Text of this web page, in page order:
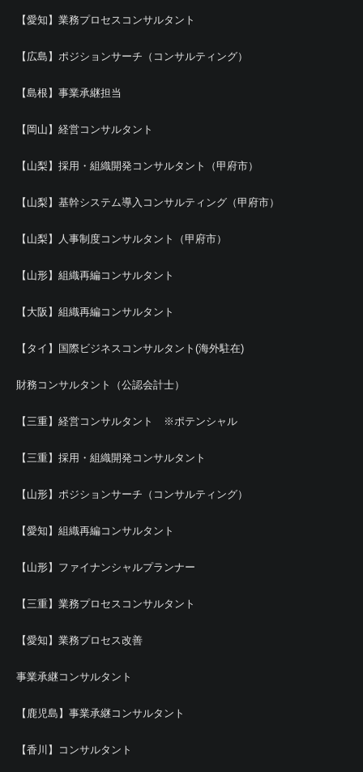
【愛知】業務プロセスコンサルタント
【広島】ポジションサーチ（コンサルティング）
【島根】事業承継担当
【岡山】経営コンサルタント
【山梨】採用・組織開発コンサルタント（甲府市）
【山梨】基幹システム導入コンサルティング（甲府市）
【山梨】人事制度コンサルタント（甲府市）
【山形】組織再編コンサルタント
【大阪】組織再編コンサルタント
【タイ】国際ビジネスコンサルタント(海外駐在)
財務コンサルタント（公認会計士）
【三重】経営コンサルタント ※ポテンシャル
【三重】採用・組織開発コンサルタント
【山形】ポジションサーチ（コンサルティング）
【愛知】組織再編コンサルタント
【山形】ファイナンシャルプランナー
【三重】業務プロセスコンサルタント
【愛知】業務プロセス改善
事業承継コンサルタント
【鹿児島】事業承継コンサルタント
【香川】コンサルタント